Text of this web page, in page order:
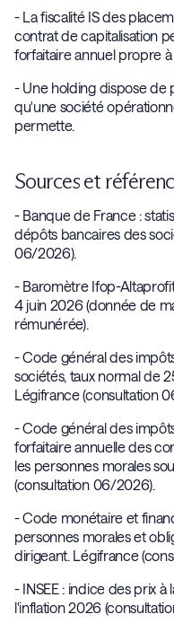
- La fiscalité IS des
contrat de capitalisation
forfaitaire annuel propre
- Une holding dispose de
qu'une société
permette.
Sources et
- Banque de France :
dépôts bancaires des
06/2026).
- Baromètre Ifop-
4 juin 2026 (donnée de
rémunérée).
- Code général des
sociétés, taux normal de
Légifrance (consultation
- Code général des
forfaitaire annuelle des
les personnes morales
(consultation 06/2026).
- Code monétaire et
personnes morales et
dirigeant. Légifrance
- INSEE : indice des prix
l'inflation 2026